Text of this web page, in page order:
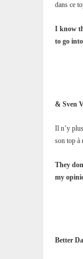
dans ce
I know
to go
& Sven
Il n’y
son top à
They
my
Better